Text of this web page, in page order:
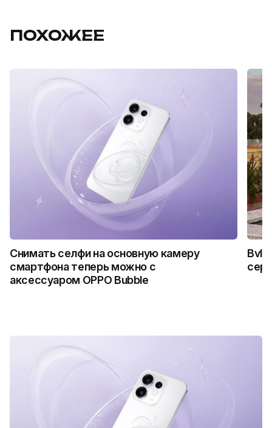
ПОХОЖЕЕ
Снимать селфи на основную камеру
смартфона теперь можно с
аксессуаром OPPO Bubble